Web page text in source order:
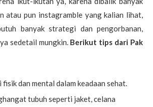
atau pun instagramble yang kalian lihat,
banyak strategi dan pengorbanan,
sedetail mungkin. Berikut tips dari Pak
dan mental dalam keadaan sehat.
tubuh seperti jaket, celana